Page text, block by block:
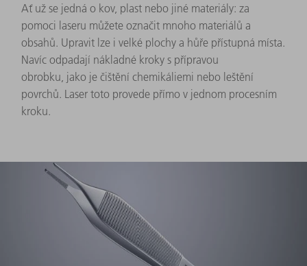
Ať už se jedná o kov, plast nebo jiné materiály: za
pomoci laseru můžete označit mnoho materiálů a
obsahů. Upravit lze i velké plochy a hůře přístupná místa.
Navíc odpadají nákladné kroky s přípravou
obrobku, jako je čištění chemikáliemi nebo leštění
povrchů. Laser toto provede přímo v jednom procesním
kroku.